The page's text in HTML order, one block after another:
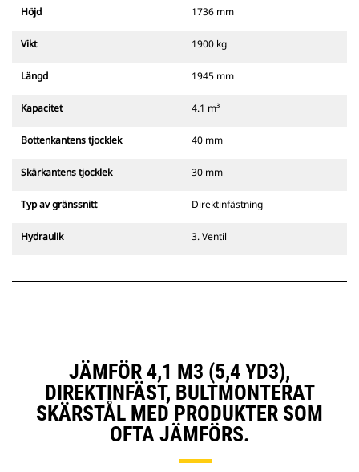
Höjd 1736 mm
Vikt 1900 kg
Längd 1945 mm
Kapacitet 4.1 m³
Bottenkantens tjocklek 40 mm
Skärkantens tjocklek 30 mm
Typ av gränssnitt Direktinfästning
Hydraulik 3. Ventil
JÄMFÖR 4,1 M3 (5,4 YD3),
DIREKTINFÄST, BULTMONTERAT
SKÄRSTÅL MED PRODUKTER SOM
OFTA JÄMFÖRS.